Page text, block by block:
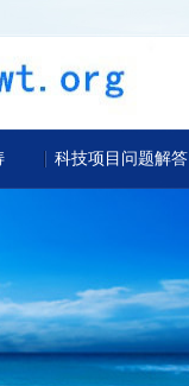
科技项目问题解答